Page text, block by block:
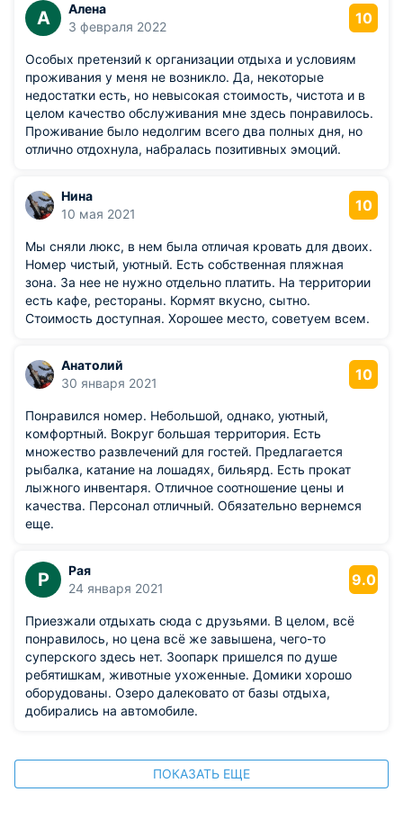
А
Алена
3 февраля 2022
10
Особых претензий к организации отдыха и условиям
проживания у меня не возникло. Да, некоторые
недостатки есть, но невысокая стоимость, чистота и в
целом качество обслуживания мне здесь понравилось.
Проживание было недолгим всего два полных дня, но
отлично отдохнула, набралась позитивных эмоций.
Нина
10 мая 2021
10
Мы сняли люкс, в нем была отличая кровать для двоих.
Номер чистый, уютный. Есть собственная пляжная
зона. За нее не нужно отдельно платить. На территории
есть кафе, рестораны. Кормят вкусно, сытно.
Стоимость доступная. Хорошее место, советуем всем.
Анатолий
30 января 2021
10
Понравился номер. Небольшой, однако, уютный,
комфортный. Вокруг большая территория. Есть
множество развлечений для гостей. Предлагается
рыбалка, катание на лошадях, бильярд. Есть прокат
лыжного инвентаря. Отличное соотношение цены и
качества. Персонал отличный. Обязательно вернемся
еще.
Р
Рая
24 января 2021
9.0
Приезжали отдыхать сюда с друзьями. В целом, всё
понравилось, но цена всё же завышена, чего-то
суперского здесь нет. Зоопарк пришелся по душе
ребятишкам, животные ухоженные. Домики хорошо
оборудованы. Озеро далековато от базы отдыха,
добирались на автомобиле.
ПОКАЗАТЬ ЕЩЕ